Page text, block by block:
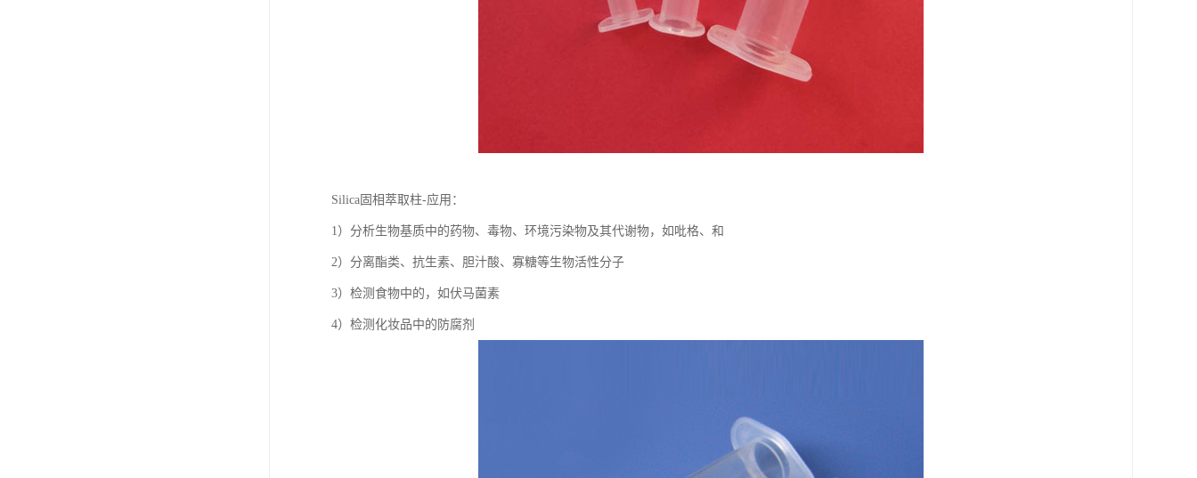
Silica固相萃取柱-应用：
1）分析生物基质中的药物、毒物、环境污染物及其代谢物，如吡格、和
2）分离酯类、抗生素、胆汁酸、寡糖等生物活性分子
3）检测食物中的，如伏马菌素
4）检测化妆品中的防腐剂